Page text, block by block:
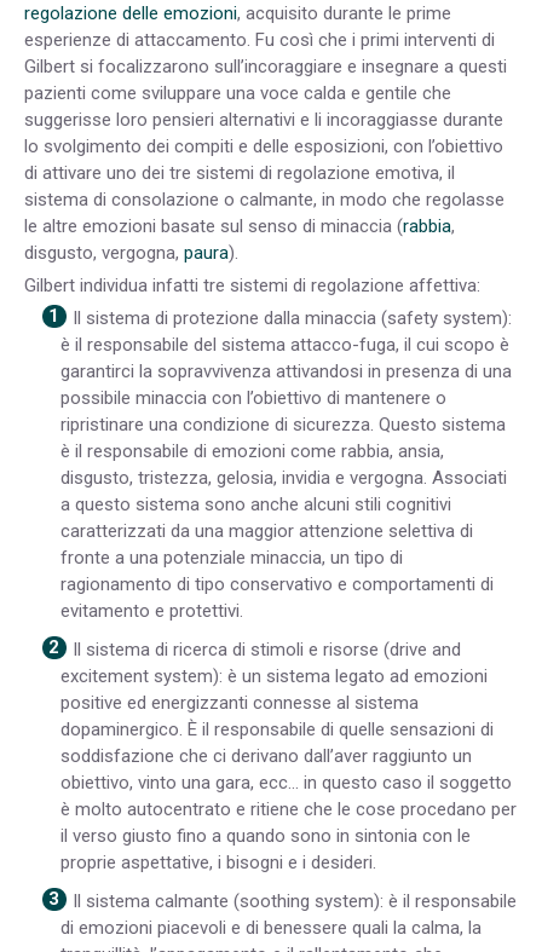
regolazione delle emozioni, acquisito durante le prime
esperienze di attaccamento. Fu così che i primi interventi di
Gilbert si focalizzarono sull’incoraggiare e insegnare a questi
pazienti come sviluppare una voce calda e gentile che
suggerisse loro pensieri alternativi e li incoraggiasse durante
lo svolgimento dei compiti e delle esposizioni, con l’obiettivo
di attivare uno dei tre sistemi di regolazione emotiva, il
sistema di consolazione o calmante, in modo che regolasse
le altre emozioni basate sul senso di minaccia (rabbia,
disgusto, vergogna, paura).
Gilbert individua infatti tre sistemi di regolazione affettiva:
Il sistema di protezione dalla minaccia (safety system):
è il responsabile del sistema attacco-fuga, il cui scopo è
garantirci la sopravvivenza attivandosi in presenza di una
possibile minaccia con l’obiettivo di mantenere o
ripristinare una condizione di sicurezza. Questo sistema
è il responsabile di emozioni come rabbia, ansia,
disgusto, tristezza, gelosia, invidia e vergogna. Associati
a questo sistema sono anche alcuni stili cognitivi
caratterizzati da una maggior attenzione selettiva di
fronte a una potenziale minaccia, un tipo di
ragionamento di tipo conservativo e comportamenti di
evitamento e protettivi.
Il sistema di ricerca di stimoli e risorse (drive and
excitement system): è un sistema legato ad emozioni
positive ed energizzanti connesse al sistema
dopaminergico. È il responsabile di quelle sensazioni di
soddisfazione che ci derivano dall’aver raggiunto un
obiettivo, vinto una gara, ecc… in questo caso il soggetto
è molto autocentrato e ritiene che le cose procedano per
il verso giusto fino a quando sono in sintonia con le
proprie aspettative, i bisogni e i desideri.
Il sistema calmante (soothing system): è il responsabile
di emozioni piacevoli e di benessere quali la calma, la